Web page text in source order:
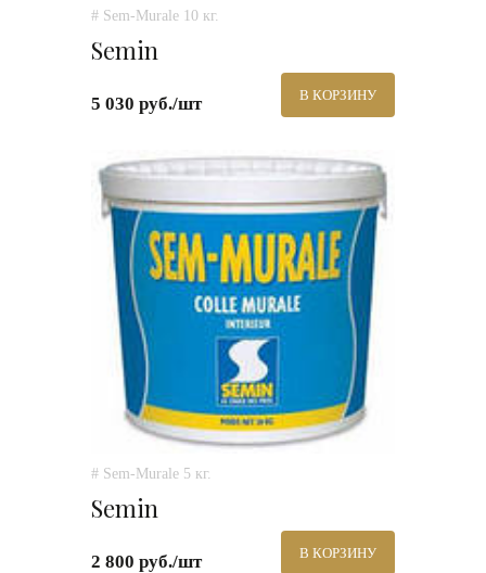
# Sem-Murale 10 кг.
Semin
5 030 руб./шт В КОРЗИНУ
# Sem-Murale 5 кг.
Semin
2 800 руб./шт В КОРЗИНУ